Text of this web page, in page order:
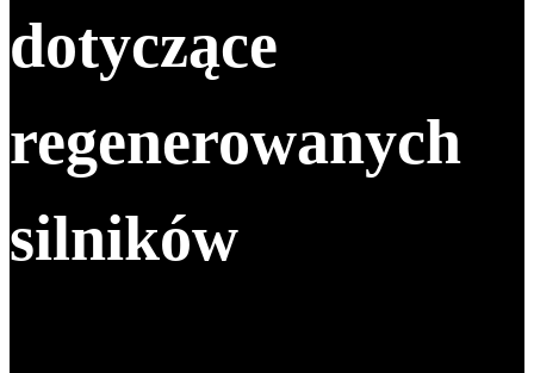
dotyczące
regenerowanych
silników